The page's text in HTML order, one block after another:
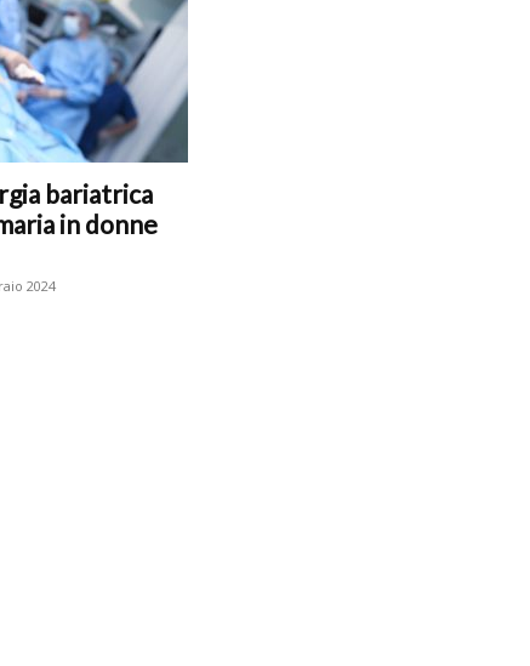
bariatrica
in donne
2024